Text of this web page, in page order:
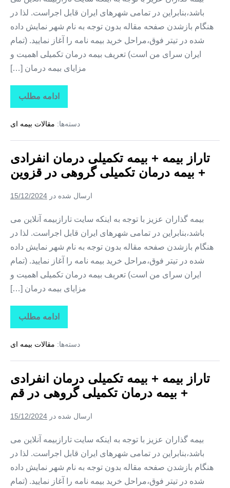
باشد،بنابراین در تمامی شهرهای ایران قابل اجراست. لذا در
هنگام بازشدن صفحه مقاله بدون توجه به نام شهر نمایش داده
شده در تیتر فوق،مراحل خرید بیمه نامه را آغاز نمایید. (تمام
ایران سرای من است) تعریف بیمه درمان تکمیلی اهمیت و
مزایای بیمه درمان […]
ادامه مطلب
تاراز
بیمه
بیمه
درمان
+
بیمه
درمان
تکمیلی
در
دسته‌ها: مقالات بیمه ای
تاراز بیمه + بیمه تکمیلی درمان انفرادی
+ بیمه درمان تکمیلی گروهی در قزوین
ارسال شده در 15/12/2024
بیمه گذاران عزیز با توجه به اینکه سایت تارازبیمه آنلاین می
باشد،بنابراین در تمامی شهرهای ایران قابل اجراست. لذا در
هنگام بازشدن صفحه مقاله بدون توجه به نام شهر نمایش داده
شده در تیتر فوق،مراحل خرید بیمه نامه را آغاز نمایید. (تمام
ایران سرای من است) تعریف بیمه درمان تکمیلی اهمیت و
مزایای بیمه درمان […]
ادامه مطلب
تاراز
بیمه
بیمه
درمان
+
بیمه
درمان
تکمیلی
در
دسته‌ها: مقالات بیمه ای
تاراز بیمه + بیمه تکمیلی درمان انفرادی
+ بیمه درمان تکمیلی گروهی در قم
ارسال شده در 15/12/2024
بیمه گذاران عزیز با توجه به اینکه سایت تارازبیمه آنلاین می
باشد،بنابراین در تمامی شهرهای ایران قابل اجراست. لذا در
هنگام بازشدن صفحه مقاله بدون توجه به نام شهر نمایش داده
شده در تیتر فوق،مراحل خرید بیمه نامه را آغاز نمایید. (تمام